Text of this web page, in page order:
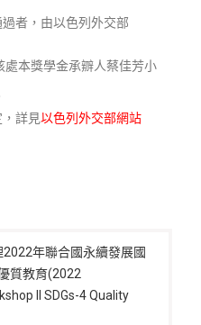
者，由以色列外交部
處本獎學金承辧人蔡佳芳小
詳見以色列外交部網站
2022年聯合國永續發展國
質教育(2022
II SDGs-4 Quality